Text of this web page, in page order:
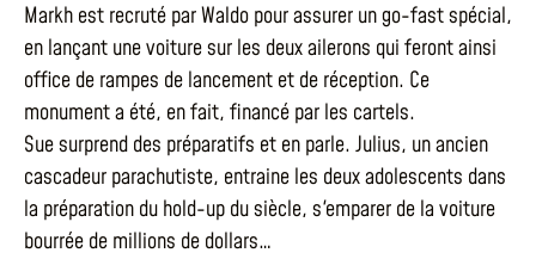
Markh est recruté par Waldo pour assurer un go-fast spécial,
en lançant une voiture sur les deux ailerons qui feront ainsi
office de rampes de lancement et de réception. Ce
monument a été, en fait, financé par les cartels.
Sue surprend des préparatifs et en parle. Julius, un ancien
cascadeur parachutiste, entraine les deux adolescents dans
la préparation du hold-up du siècle, s'emparer de la voiture
bourrée de millions de dollars…